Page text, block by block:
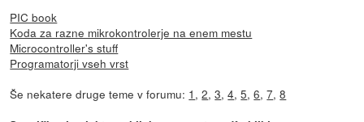
PIC book
Koda za razne mikrokontrolerje na enem mestu
Microcontroller's stuff
Programatorji vseh vrst
Še nekatere druge teme v forumu: 1 ,2,3,4,5,6,7,8